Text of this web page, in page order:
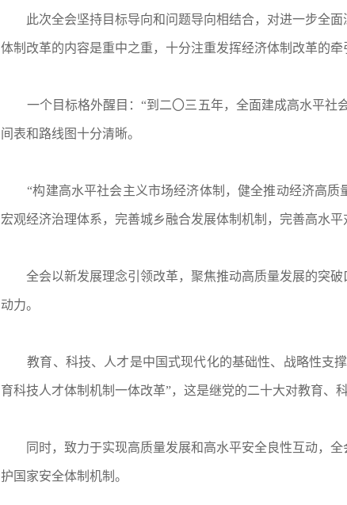
此次全会坚持目标导向和问题导向相结合，对进一步全
体制改革的内容是重中之重，十分注重发挥经济体制改革的牵
一个目标格外醒目：“到二〇三五年，全面建成高水平社
间表和路线图十分清晰。
“构建高水平社会主义市场经济体制，健全推动经济高
宏观经济治理体系，完善城乡融合发展体制机制，完善高水
全会以新发展理念引领改革，聚焦推动高质量发展的突
动力。
教育、科技、人才是中国式现代化的基础性、战略性支撑
育科技人才体制机制一体改革”，这是继党的二十大对教育、
同时，致力于实现高质量发展和高水平安全良性互动，
护国家安全体制机制。